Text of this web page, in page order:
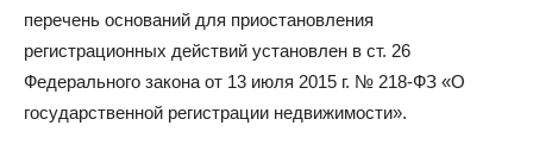
перечень оснований для приостановления
регистрационных действий установлен в ст. 26
Федерального закона от 13 июля 2015 г. № 218-ФЗ «О
государственной регистрации недвижимости».